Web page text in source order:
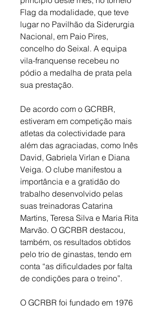
Flag da modalidade, que teve
lugar no Pavilhão da Siderurgia
Nacional, em Paio Pires,
concelho do Seixal. A equipa
vila-franquense recebeu no
pódio a medalha de prata pela
sua prestação.
De acordo com o GCRBR,
estiveram em competição mais
atletas da colectividade para
além das agraciadas, como Inês
David, Gabriela Virlan e Diana
Veiga. O clube manifestou a
importância e a gratidão do
trabalho desenvolvido pelas
suas treinadoras Catarina
Martins, Teresa Silva e Maria Rita
Marvão. O GCRBR destacou,
também, os resultados obtidos
pelo trio de ginastas, tendo em
conta “as dificuldades por falta
de condições para o treino”.
O GCRBR foi fundado em 1976